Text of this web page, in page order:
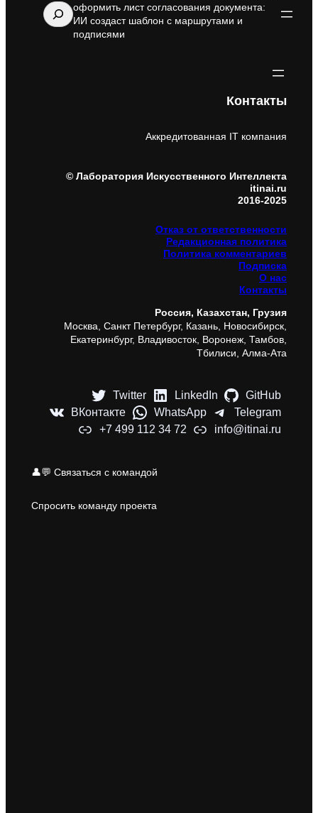
Поискоформить лист согласования документа:
ИИ создаст шаблон с маршрутами и
подписями
Контакты
Аккредитованная IT компания
© Лаборатория Искусственного Интеллекта
itinai.ru
2016-2025
Отказ от ответственности
Редакционная политика
Политика комментариев
Подписка
О нас
Контакты
Россия, Казахстан, Грузия
Москва, Санкт Петербург, Казань, Новосибирск,
Екатеринбург, Владивосток, Воронеж, Тамбов,
Тбилиси, Алма-Ата
Twitter LinkedIn
GitHub
ВКонтакте
WhatsApp
Telegram
+7 499 112 34 72
info@itinai.ru
👤💬 Связаться с командой
Спросить команду проекта